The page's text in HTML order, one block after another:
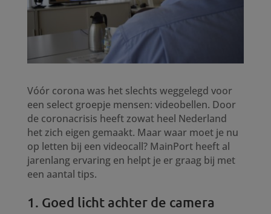
Vóór corona was het slechts weggelegd voor
een select groepje mensen: videobellen. Door
de coronacrisis heeft zowat heel Nederland
het zich eigen gemaakt. Maar waar moet je nu
op letten bij een videocall? MainPort heeft al
jarenlang ervaring en helpt je er graag bij met
een aantal tips.
1. Goed licht achter de camera